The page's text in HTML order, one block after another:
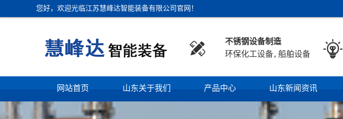
您好，欢迎光临江苏慧峰达智能装备有限公司官网！

不锈钢设备制造
环保化工设备,船舶设备

网站首页 山东关于我们 产品中心 山东新闻资讯